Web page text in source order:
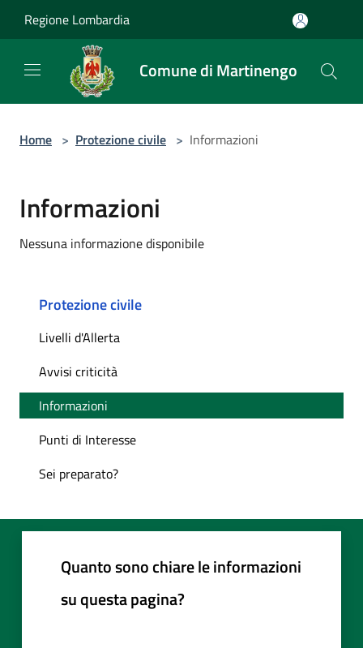
Regione Lombardia
Comune di Martinengo
Home > Protezione civile > Informazioni
Informazioni
Nessuna informazione disponibile
Protezione civile
Livelli d'Allerta
Avvisi criticità
Informazioni
Punti di Interesse
Sei preparato?
Quanto sono chiare le informazioni
su questa pagina?